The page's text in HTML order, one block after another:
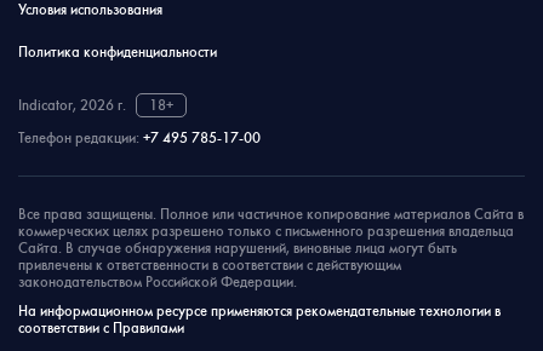
Условия использования
Политика конфиденциальности
Indicator, 2026 г.
18+
Телефон редакции: +7 495 785-17-00
Все права защищены. Полное или частичное копирование материалов Сайта в
коммерческих целях разрешено только с письменного разрешения владельца
Сайта. В случае обнаружения нарушений, виновные лица могут быть
привлечены к ответственности в соответствии с действующим
законодательством Российской Федерации.
На информационном ресурсе применяются рекомендательные технологии в
соответствии с Правилами